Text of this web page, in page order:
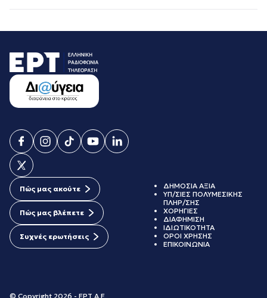
ΟΚΤΩΒΡΙΟΣ 2023
ΔΕΚΕΜΒΡΙΟΣ 2022
ΝΟΕΜΒΡΙΟΣ 2022
ΑΥΓΟΥΣΤΟΣ 2022
ΙΟΥΝΙΟΣ 2022
ΜΑΙΟΣ 2022
ΑΠΡΙΛΙΟΣ 2022
ΜΑΡΤΙΟΣ 2022
Πώς μας ακούτε
Πώς μας βλέπετε
Συχνές ερωτήσεις
© Copyright 2026 - ΕΡΤ Α.Ε.
ΔΗΜΟΣΙΑ ΑΞΙΑ
ΥΠ/ΣΙΕΣ ΠΟΛΥΜΕΣΙΚΗΣ
ΠΛΗΡ/ΣΗΣ
ΧΟΡΗΓΙΕΣ
ΔΙΑΦΗΜΙΣΗ
ΙΔΙΩΤΙΚΟΤΗΤΑ
ΟΡΟΙ ΧΡΗΣΗΣ
ΕΠΙΚΟΙΝΩΝΙΑ